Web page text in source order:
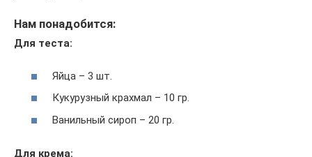
Нам понадобится:
Для теста:
Яйца – 3 шт.
Кукурузный крахмал – 10 гр.
Ванильный сироп – 20 гр.
Для крема: